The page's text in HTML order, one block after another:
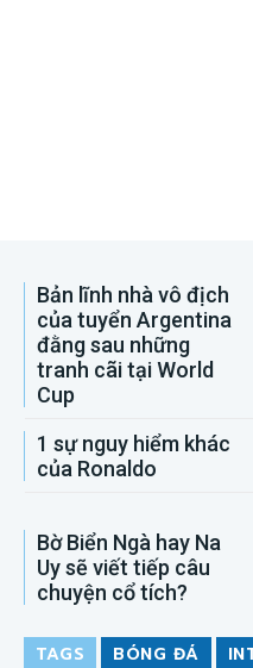
Bản lĩnh nhà vô địch
của tuyển Argentina
đằng sau những
tranh cãi tại World
Cup
1 sự nguy hiểm khác
của Ronaldo
Bờ Biển Ngà hay Na
Uy sẽ viết tiếp câu
chuyện cổ tích?
TAGS BÓNG ĐÁ